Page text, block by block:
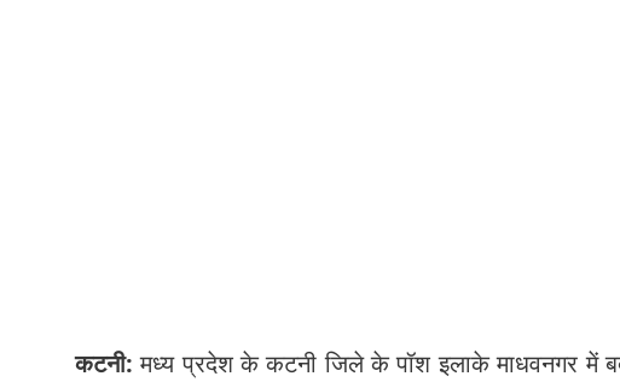
कटनी: मध्य प्रदेश के कटनी जिले के पॉश इलाके माधवनगर में